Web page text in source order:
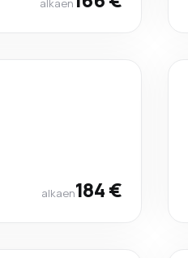
alkaen
alkaen184 €